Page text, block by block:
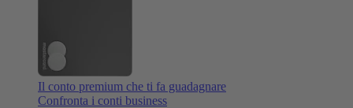
Il conto premium che ti fa guadagnare
Confronta i conti business